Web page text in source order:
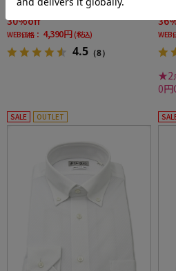
価格： 6,259円 (税込)
30%off
WEB価格： 4,390円 (税込)
4.5 （8）
WEB
★2
0円
SALE OUTLET